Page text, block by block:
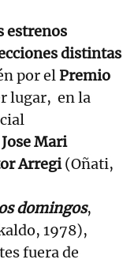
estrenos
distintas
por elPremio
lugar, en la
Jose Mari
Arregi(Oñati,
domingos,
1978),
fuera de